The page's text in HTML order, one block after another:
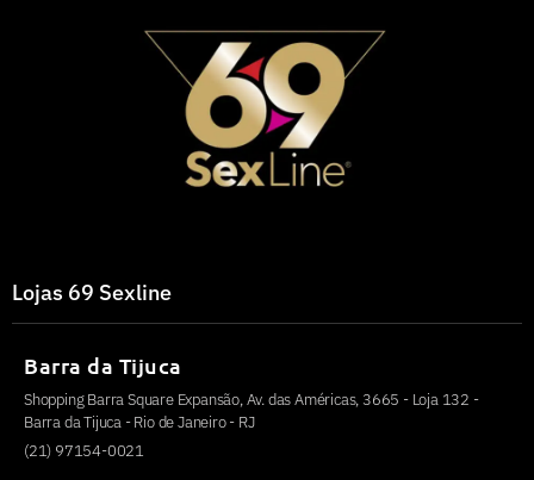
Lojas 69 Sexline
Barra da Tijuca
Shopping Barra Square Expansão, Av. das Américas, 3665 - Loja 132 -
Barra da Tijuca - Rio de Janeiro - RJ
(21) 97154-0021